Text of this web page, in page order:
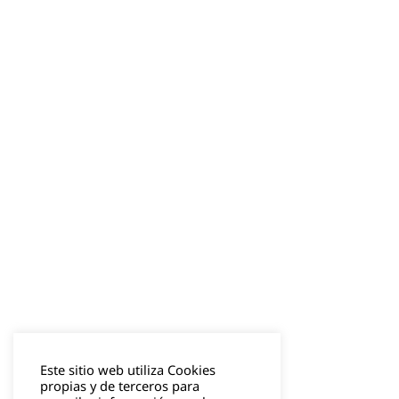
Este sitio web utiliza Cookies
propias y de terceros para